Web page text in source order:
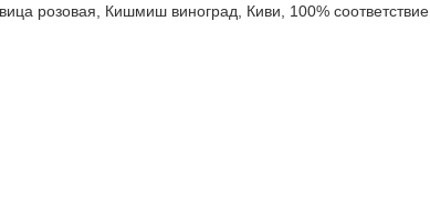
Кишмиш виноград, Киви, 100% соответствие